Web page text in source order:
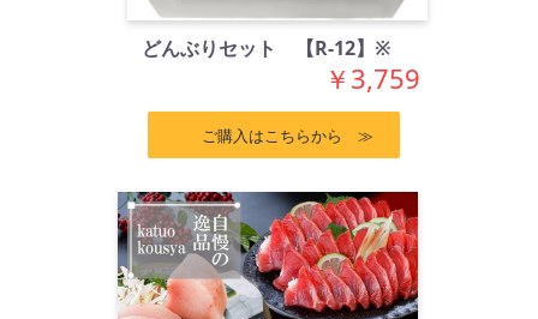
どんぶりセット 【R-12】※
￥3,759
ご購入はこちらから ≫